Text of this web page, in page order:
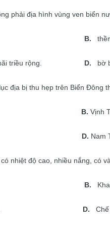
phải địa hình vùng ven biển
B.
triều rộng. D. bờ
địa bị thu hẹp trên Biển Đông
B. Vịnh
D. Nam
nhiệt độ cao, nhiều nắng, có
B.
D. Chế